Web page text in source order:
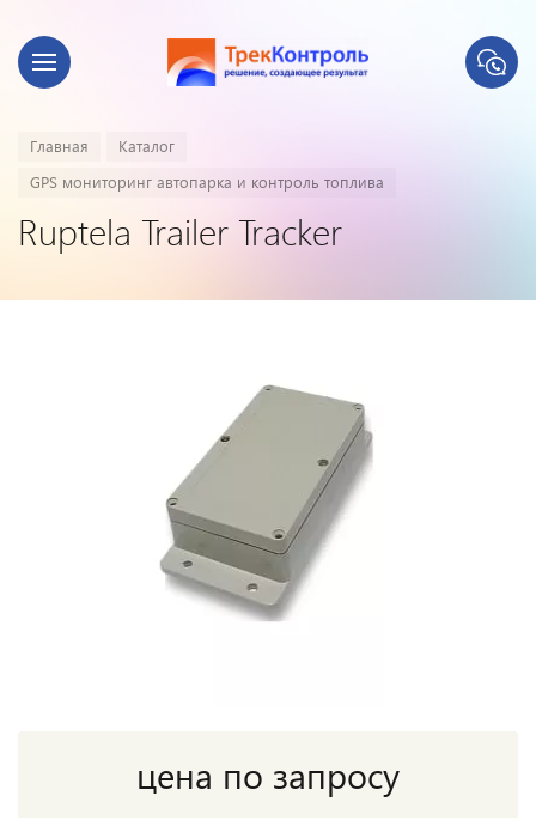
Главная
Каталог
GPS мониторинг автопарка и контроль топлива
Ruptela Trailer Tracker
цена по запросу